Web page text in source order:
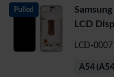
Pulled
LCD
LCD-
A54